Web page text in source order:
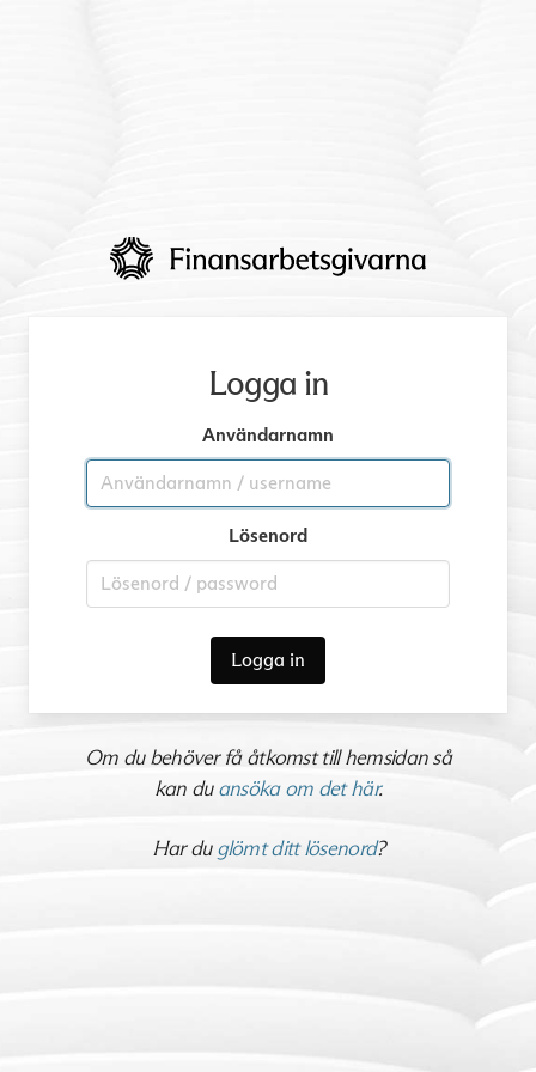
Logga in
Användarnamn
Lösenord
Logga in
Om du behöver få åtkomst till hemsidan så
kan duansöka om det här.
Har duglömt ditt lösenord?